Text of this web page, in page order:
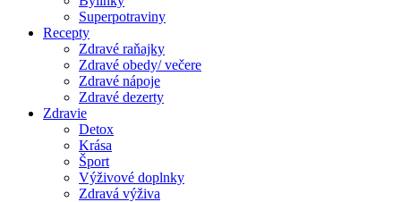
Superpotraviny
Recepty
Zdravé raňajky
Zdravé obedy/ večere
Zdravé nápoje
Zdravé dezerty
Zdravie
Detox
Krása
Šport
Výživové doplnky
Zdravá výživa